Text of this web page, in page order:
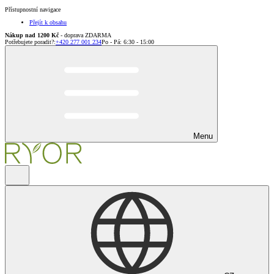
Přístupnostní navigace
Přejít k obsahu
Nákup nad 1200 Kč - doprava ZDARMA
Potřebujete poradit?:+420 277 001 234Po - Pá: 6:30 - 15:00
Menu